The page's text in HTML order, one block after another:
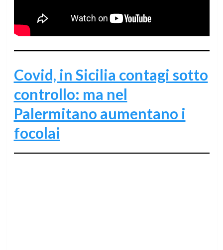
Covid, in Sicilia contagi sotto
controllo: ma nel
Palermitano aumentano i
focolai